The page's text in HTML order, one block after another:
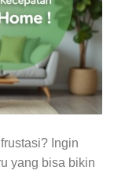
Ingin
yang bisa bikin